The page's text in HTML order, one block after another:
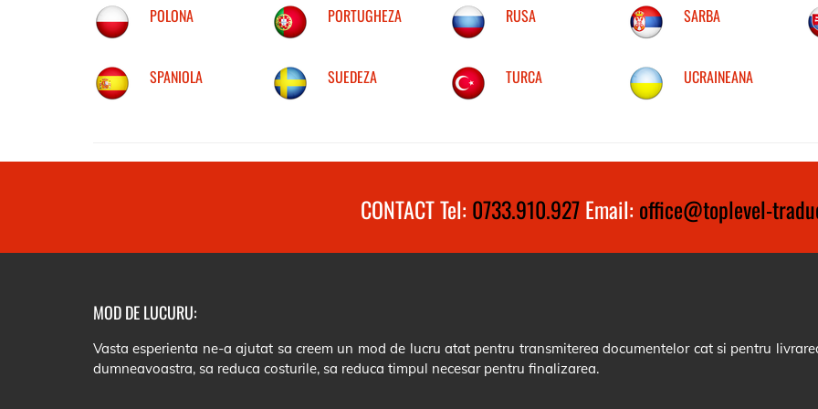
POLONA PORTUGHEZA RUSA SARBA
SPANIOLA SUEDEZA TURCA UCRAINEANA
CONTACT Tel: 0733.910.927Email: office@toplevel-
MOD DE LUCURU:
Vasta esperienta ne-a ajutat sa creem un mod de lucru atat pentru transmiterea documentelor cat si pentru
dumneavoastra, sa reduca costurile, sa reduca timpul necesar pentru finalizarea.